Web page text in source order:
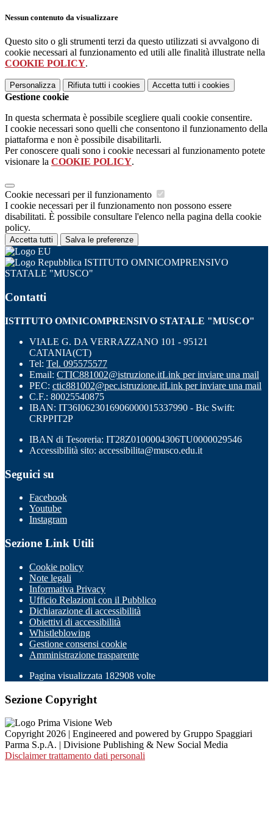
Nessun contenuto da visualizzare
Questo sito o gli strumenti terzi da questo utilizzati si avvalgono di
cookie necessari al funzionamento ed utili alle finalità illustrate nella
COOKIE POLICY.
Personalizza Rifiuta tutti i cookies Accetta tutti i cookies
Gestione cookie
In questa schermata è possibile scegliere quali cookie consentire.
I cookie necessari sono quelli che consentono il funzionamento della
piattaforma e non è possibile disabilitarli.
Per conoscere quali sono i cookie necessari al funzionamento potete
visionare la COOKIE POLICY.
Cookie necessari per il funzionamento
I cookie necessari per il funzionamento non possono essere
disabilitati. È possibile consultare l'elenco nella pagina della cookie
policy.
Accetta tutti Salva le preferenze
ISTITUTO OMNICOMPRENSIVO
STATALE "MUSCO"
Contatti
ISTITUTO OMNICOMPRENSIVO STATALE "MUSCO"
VIALE G. DA VERRAZZANO 101 - 95121
CATANIA(CT)
Tel: Tel. 095575577
Email: CTIC881002@istruzione.itLink per inviare una mail
PEC: ctic881002@pec.istruzione.itLink per inviare una mail
C.F.: 80025540875
IBAN: IT36I0623016906000015337990 - Bic Swift:
CRPPIT2P
IBAN di Tesoreria: IT28Z0100004306TU0000029546
Accessibilità sito: accessibilita@musco.edu.it
Seguici su
Facebook
Youtube
Instagram
Sezione Link Utili
Cookie policy
Note legali
Informativa Privacy
Ufficio Relazioni con il Pubblico
Dichiarazione di accessibilità
Obiettivi di accessibilità
Whistleblowing
Gestione consensi cookie
Amministrazione trasparente
Pagina visualizzata 182908 volte
Sezione Copyright
Copyright 2026 | Engineered and powered by Gruppo Spaggiari
Parma S.p.A. | Divisione Publishing & New Social Media
Disclaimer trattamento dati personali